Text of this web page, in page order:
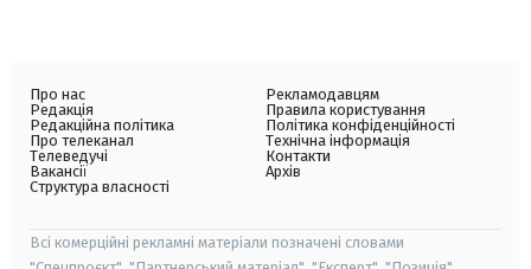
Про нас
Редакція
Редакційна політика
Про телеканал
Телеведучі
Вакансії
Структура власності
Рекламодавцям
Правила користування
Політика конфіденційності
Технічна інформація
Контакти
Архів
Всі комерційні рекламні матеріали позначені словами